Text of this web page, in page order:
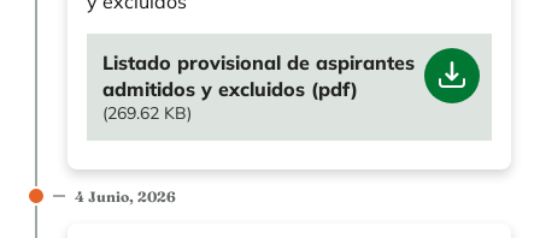
File
Listado provisional de aspirantes
admitidos y excluidos (pdf)
(269.62 KB)
4 Junio, 2026